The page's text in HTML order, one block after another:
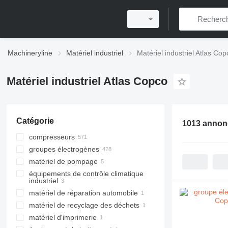
Machineryline Matériel industriel Matériel industriel Atlas
Matériel industriel Atlas Copco
Catégorie
compresseurs
compresseurs mobiles
compresseurs fixes
compresseurs portatifs
groupes électrogènes
groupes électrogènes diesel
tours d'éclairage
groupes électrogènes essence
groupes électrogènes inverters
autres groupes électrogènes
matériel de pompage
motopompes
pompes industrielles
pompes à eau
équipements de contrôle climatique
industriel
déshumidificateurs
matériel de réparation automobile
outils de réparation automobile
outils pneumatiques
matériel de recyclage des déchets
machines de recyclage du
matériel d'imprimerie
1013